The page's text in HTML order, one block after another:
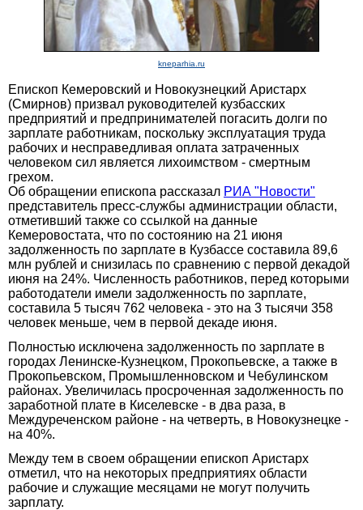
kneparhia.ru
Епископ Кемеровский и Новокузнецкий Аристарх
(Смирнов) призвал руководителей кузбасских
предприятий и предпринимателей погасить долги по
зарплате работникам, поскольку эксплуатация труда
рабочих и несправедливая оплата затраченных
человеком сил является лихоимством - смертным
грехом.
Об обращении епископа рассказал РИА "Новости"
представитель пресс-службы администрации области,
отметивший также со ссылкой на данные
Кемеровостата, что по состоянию на 21 июня
задолженность по зарплате в Кузбассе составила 89,6
млн рублей и снизилась по сравнению с первой декадой
июня на 24%. Численность работников, перед которыми
работодатели имели задолженность по зарплате,
составила 5 тысяч 762 человека - это на 3 тысячи 358
человек меньше, чем в первой декаде июня.
Полностью исключена задолженность по зарплате в
городах Ленинске-Кузнецком, Прокопьевске, а также в
Прокопьевском, Промышленновском и Чебулинском
районах. Увеличилась просроченная задолженность по
заработной плате в Киселевске - в два раза, в
Междуреченском районе - на четверть, в Новокузнецке -
на 40%.
Между тем в своем обращении епископ Аристарх
отметил, что на некоторых предприятиях области
рабочие и служащие месяцами не могут получить
зарплату.